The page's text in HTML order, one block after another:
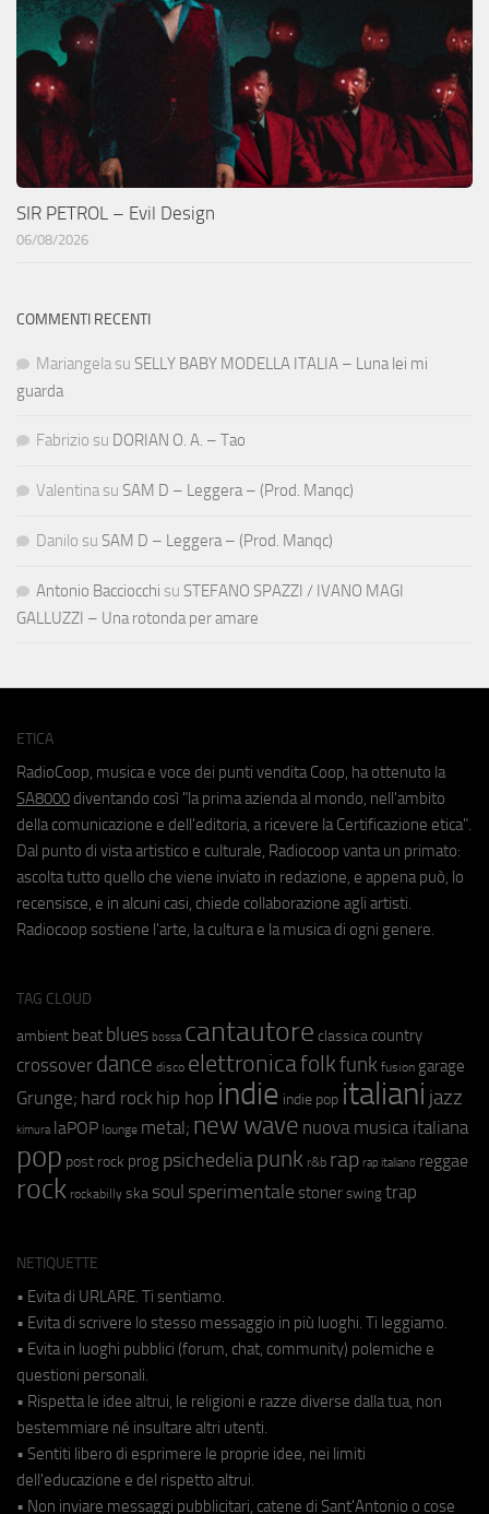
SIR PETROL – Evil Design
06/08/2026
COMMENTI RECENTI
Mariangela su SELLY BABY MODELLA ITALIA – Luna lei mi
guarda
Fabrizio su DORIAN O. A. – Tao
Valentina su SAM D – Leggera – (Prod. Manqc)
Danilo su SAM D – Leggera – (Prod. Manqc)
Antonio Bacciocchi su STEFANO SPAZZI / IVANO MAGI
GALLUZZI – Una rotonda per amare
ETICA
RadioCoop, musica e voce dei punti vendita Coop, ha ottenuto la
SA8000 diventando così "la prima azienda al mondo, nell'ambito
della comunicazione e dell'editoria, a ricevere la Certificazione etica".
Dal punto di vista artistico e culturale, Radiocoop vanta un primato:
ascolta tutto quello che viene inviato in redazione, e appena può, lo
recensisce, e in alcuni casi, chiede collaborazione agli artisti.
Radiocoop sostiene l'arte, la cultura e la musica di ogni genere.
TAG CLOUD
ambient beat blues bossa cantautore classica country
crossover dance disco elettronicafolkfunk fusion garage
Grunge; hard rock hip hop indie indie pop italiani jazz
kimura laPOP lounge metal; new wave nuova musica italiana
pop post rock prog psichedeliapunk r&b rap rap italiano reggae
rock rockabilly ska soul sperimentale stoner swing trap
NETIQUETTE
• Evita di URLARE. Ti sentiamo.
• Evita di scrivere lo stesso messaggio in più luoghi. Ti leggiamo.
• Evita in luoghi pubblici (forum, chat, community) polemiche e
questioni personali.
• Rispetta le idee altrui, le religioni e razze diverse dalla tua, non
bestemmiare né insultare altri utenti.
• Sentiti libero di esprimere le proprie idee, nei limiti
dell'educazione e del rispetto altrui.
• Non inviare messaggi pubblicitari, catene di Sant'Antonio o cose